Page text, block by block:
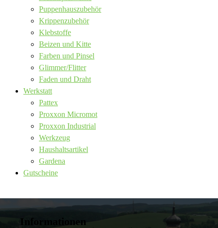
Puppenhauszubehör
Krippenzubehör
Klebstoffe
Beizen und Kitte
Farben und Pinsel
Glimmer/Flitter
Faden und Draht
Werkstatt
Pattex
Proxxon Micromot
Proxxon Industrial
Werkzeug
Haushaltsartikel
Gardena
Gutscheine
Informationen